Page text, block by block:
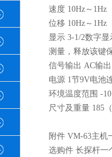
速度 10Hz～1Hz
位移 10Hz～1Hz
显示 3-1/2数字
测量，释放该键
信号输出 AC输
电源 1节9V电池
环境温度范围 -
尺寸及重量 185
附件 VM-63主
选购件 长探杆